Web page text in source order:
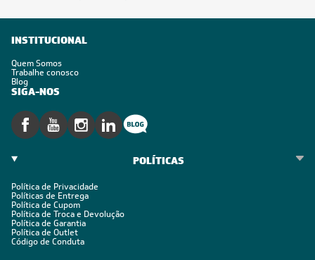
INSTITUCIONAL
Quem Somos
Trabalhe conosco
Blog
SIGA-NOS
POLÍTICAS
Política de Privacidade
Políticas de Entrega
Política de Cupom
Política de Troca e Devolução
Política de Garantia
Política de Outlet
Código de Conduta